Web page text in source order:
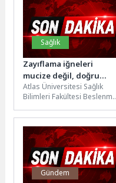
Sağlık
Zayıflama iğneleri
mucize değil, doğru
tedavinin bir parçası
Atlas Üniversitesi Sağlık
Bilimleri Fakültesi Beslenme
Öğr. Üyesi Gülen Ecem
Kalkan,...
Gündem